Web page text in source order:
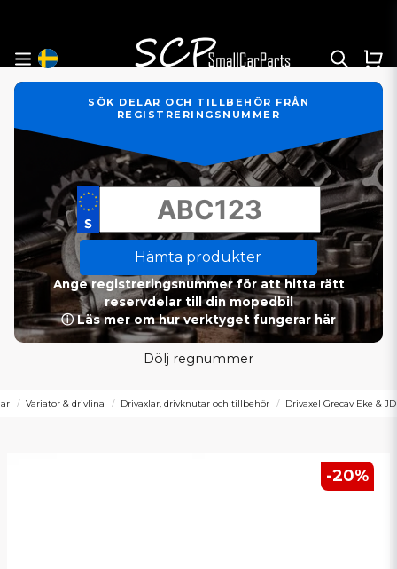
SÖK DELAR OCH TILLBEHÖR FRÅN
REGISTRERINGSNUMMER
Hämta produkter
Ange registreringsnummer för att hitta rätt
reservdelar till din mopedbil
ⓘ Läs mer om hur verktyget fungerar här
Dölj regnummer
Variator & drivlina Drivaxlar, drivknutar och tillbehör Drivaxel Grecav Eke &
-20%